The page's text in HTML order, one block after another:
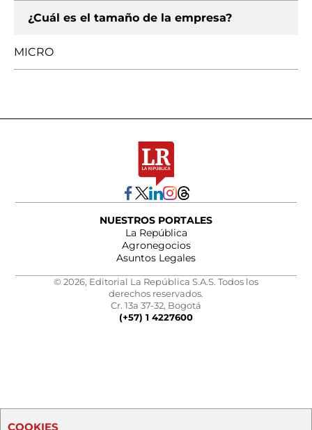
¿Cuál es el tamaño de la empresa?
MICRO
NUESTROS PORTALES
La República
Agronegocios
Asuntos Legales
© 2026, Editorial La República S.A.S. Todos los
derechos reservados.
Cr. 13a 37-32, Bogotá
(+57) 1 4227600
COOKIES